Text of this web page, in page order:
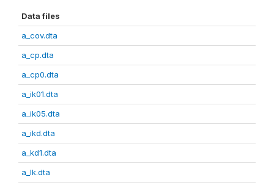
Data files
a_cov.dta
a_cp.dta
a_cp0.dta
a_ik01.dta
a_ik05.dta
a_ikd.dta
a_kd1.dta
a_lk.dta